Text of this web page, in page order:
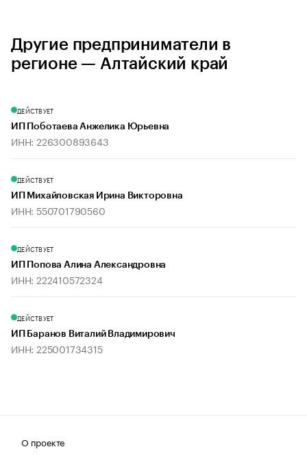
Другие предприниматели в
регионе — Алтайский край
ДЕЙСТВУЕТ
ИП Поботаева Анжелика Юрьевна
ИНН: 226300893643
ДЕЙСТВУЕТ
ИП Михайловская Ирина Викторовна
ИНН: 550701790560
ДЕЙСТВУЕТ
ИП Попова Алина Александровна
ИНН: 222410572324
ДЕЙСТВУЕТ
ИП Баранов Виталий Владимирович
ИНН: 225001734315
О проекте